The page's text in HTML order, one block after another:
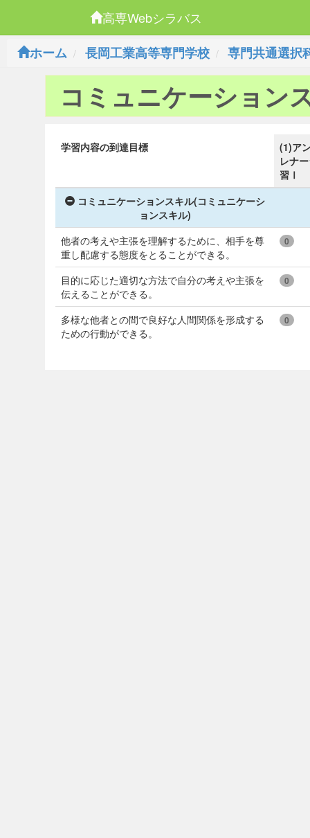
高専Webシラバス
ホーム
長岡工業高等専門学校 専門共通選択
コミュニケーション
学習内容の到達目標
(1)ア
レナ
習Ⅰ
コミュニケーションスキル(コミュニケーシ
ョンスキル)
他者の考えや主張を理解するために、相手を尊
重し配慮する態度をとることができる。
0
目的に応じた適切な方法で自分の考えや主張を
伝えることができる。
0
多様な他者との間で良好な人間関係を形成する
ための行動ができる。
0